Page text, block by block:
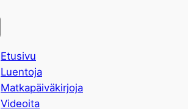
Etusivu
Luentoja
Matkapäiväkirjoja
Videoita